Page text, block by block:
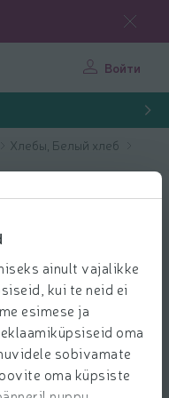
ainult vajalikke
kui te neid ei
esimese ja
oma
sobivamate
oma küpsiste
Войти
Хлебы, Белый хлеб